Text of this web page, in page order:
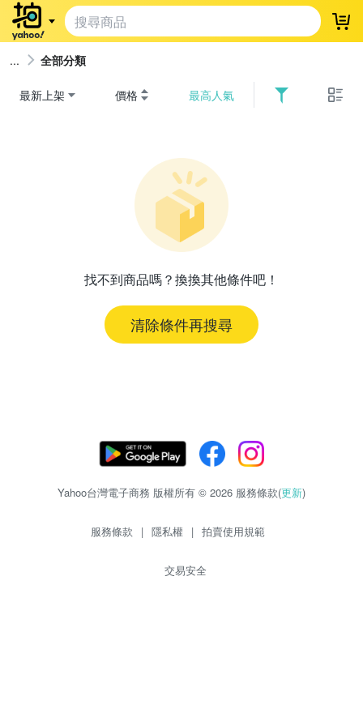
登
全部分類
最新上架 價格 最高人氣
找不到商品嗎？換換其他條件吧！
清除條件再搜尋
Yahoo台灣電子商務 版權所有 © 2026 服務條款(更新)
服務條款 | 隱私權 | 拍賣使用規範
交易安全